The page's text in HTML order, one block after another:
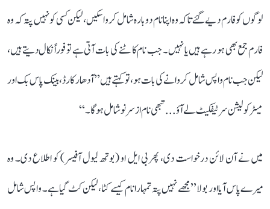
لوگوں کو فارم دیے گئے تاکہ وہ اپنا نام دوبارہ شامل کروا سکیں، لیکن کسی کو نہیں پتہ کہ وہ
فارم جمع بھی ہو رہے ہیں یا نہیں۔ جب نام کاٹنے کی بات آتی ہے تو فوراً نکال دیتے ہیں،
لیکن جب نام واپس شامل کروانے کی بات ہو، تو کہتے ہیں ’’آدھار کارڈ، بینک پاس بک اور
میٹرکولیشن سرٹیفکیٹ لے آؤ... تبھی نام از سر نو شامل ہوگا۔‘‘
میں نے آن لائن درخواست دی، پھر بی ایل او (بوتھ لیول آفیسر) کو اطلاع دی۔ وہ
میرے پاس آیا اور بولا ’’مجھے نہیں پتہ تمہارا نام کیسے کٹا، لیکن کٹ گیا ہے۔ واپس شامل